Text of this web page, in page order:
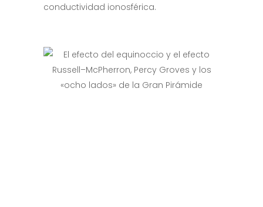
conductividad ionosférica.